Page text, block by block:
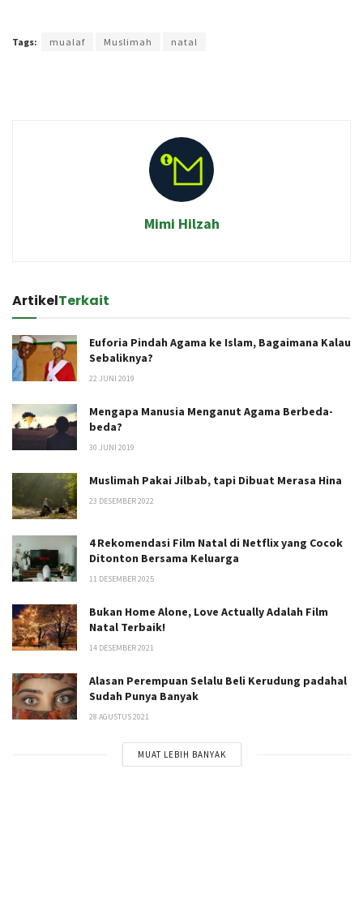
Tags: mualaf Muslimah natal
Mimi Hilzah
ArtikelTerkait
Euforia Pindah Agama ke Islam, Bagaimana Kalau
Sebaliknya?
22 JUNI 2019
Mengapa Manusia Menganut Agama Berbeda-
beda?
30 JUNI 2019
Muslimah Pakai Jilbab, tapi Dibuat Merasa Hina
23 DESEMBER 2022
4 Rekomendasi Film Natal di Netflix yang Cocok
Ditonton Bersama Keluarga
11 DESEMBER 2025
Bukan Home Alone, Love Actually Adalah Film
Natal Terbaik!
14 DESEMBER 2021
Alasan Perempuan Selalu Beli Kerudung padahal
Sudah Punya Banyak
28 AGUSTUS 2021
MUAT LEBIH BANYAK